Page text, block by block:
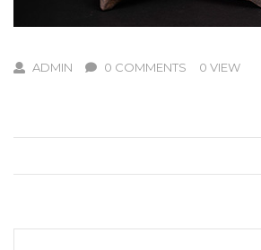
ADMIN 0 COMMENTS 0 VIEW